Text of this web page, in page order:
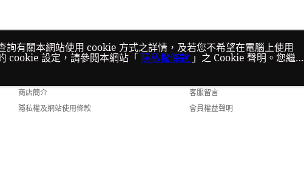
關於我們
商店簡介
隱私權及網站使用條款
客服資訊
客服留言
會員權益聲明
詢有關本網站使用 cookie 方式之詳情，及若您不希望在電腦上使用
cookie 設定，請參閱本網站「 隱私權條款 」之 Cookie 聲明。您繼續